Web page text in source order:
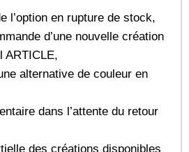
l’option en rupture de stock,
d’une nouvelle création
ARTICLE,
alternative de couleur en
dans l’attente du retour
des créations disponibles